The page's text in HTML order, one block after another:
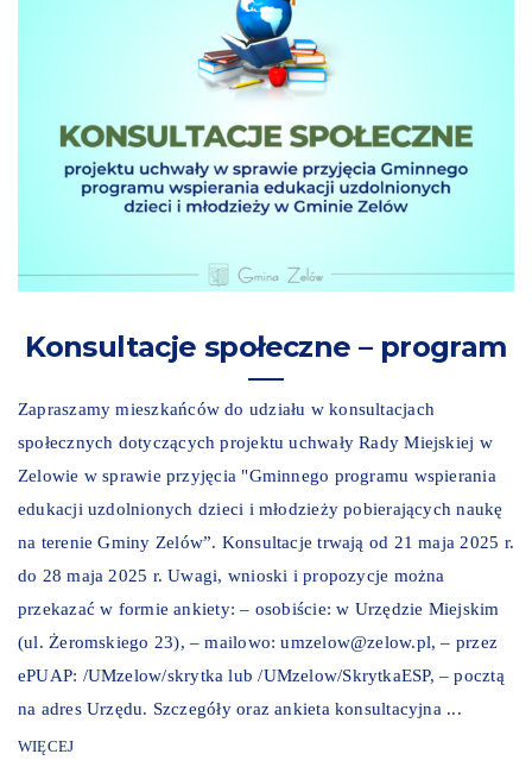
Konsultacje społeczne – program
Zapraszamy mieszkańców do udziału w konsultacjach
społecznych dotyczących projektu uchwały Rady Miejskiej w
Zelowie w sprawie przyjęcia "Gminnego programu wspierania
edukacji uzdolnionych dzieci i młodzieży pobierających naukę
na terenie Gminy Zelów”. Konsultacje trwają od 21 maja 2025 r.
do 28 maja 2025 r. Uwagi, wnioski i propozycje można
przekazać w formie ankiety: – osobiście: w Urzędzie Miejskim
(ul. Żeromskiego 23), – mailowo: umzelow@zelow.pl, – przez
ePUAP: /UMzelow/skrytka lub /UMzelow/SkrytkaESP, – pocztą
na adres Urzędu. Szczegóły oraz ankieta konsultacyjna ...
WIĘCEJ